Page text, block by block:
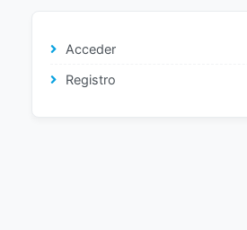
Acceder
Registro